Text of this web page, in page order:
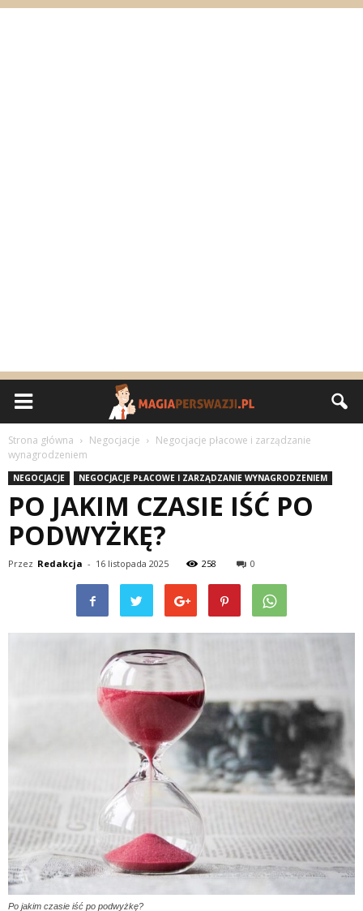
Strona główna Negocjacje
Negocjacje płacowe i zarządzanie
wynagrodzeniem
NEGOCJACJE NEGOCJACJE PŁACOWE I ZARZĄDZANIE WYNAGRODZENIEM
PO JAKIM CZASIE IŚĆ PO
PODWYŻKĘ?
Przez Redakcja - 16 listopada 2025 258 0
Po jakim czasie iść po podwyżkę?